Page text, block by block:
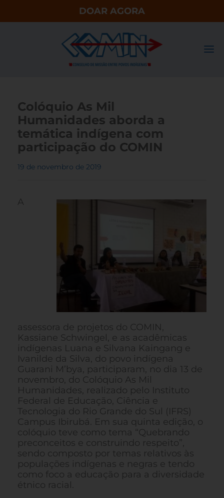
DOAR AGORA
Colóquio As Mil
Humanidades aborda a
temática indígena com
participação do COMIN
19 de novembro de 2019
A
assessora de projetos do COMIN,
Kassiane Schwingel, e as acadêmicas
indígenas Luana e Silvana Kaingang e
Ivanilde da Silva, do povo indígena
Guarani M’bya, participaram, no dia 13 de
novembro, do Colóquio As Mil
Humanidades, realizado pelo Instituto
Federal de Educação, Ciência e
Tecnologia do Rio Grande do Sul (IFRS)
Campus Ibirubá. Em sua quinta edição, o
colóquio teve como tema “Quebrando
preconceitos e construindo respeito”,
sendo composto por temas relativos às
populações indígenas e negras e tendo
como foco a educação para a diversidade
étnico racial.